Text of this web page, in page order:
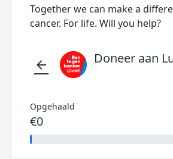
Together we can make a
cancer. For life. Will you help?
arrow_back Doneer aan
Opgehaald
€0